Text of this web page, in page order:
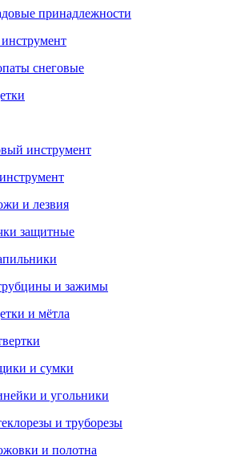
принадлежности
снеговые
инструмент
и лезвия
защитные
и зажимы
и мётла
и сумки
и угольники
и труборезы
и полотна